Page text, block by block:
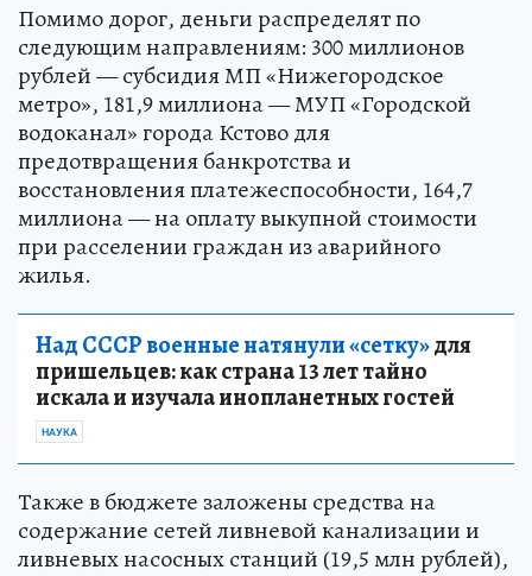
Помимо дорог, деньги распределят по
следующим направлениям: 300 миллионов
рублей — субсидия МП «Нижегородское
метро», 181,9 миллиона — МУП «Городской
водоканал» города Кстово для
предотвращения банкротства и
восстановления платежеспособности, 164,7
миллиона — на оплату выкупной стоимости
при расселении граждан из аварийного
жилья.
Над СССР военные натянули «сетку»для
пришельцев: как страна 13 лет тайно
искала и изучала инопланетных гостей
НАУКА
Также в бюджете заложены средства на
содержание сетей ливневой канализации и
ливневых насосных станций (19,5 млн рублей),